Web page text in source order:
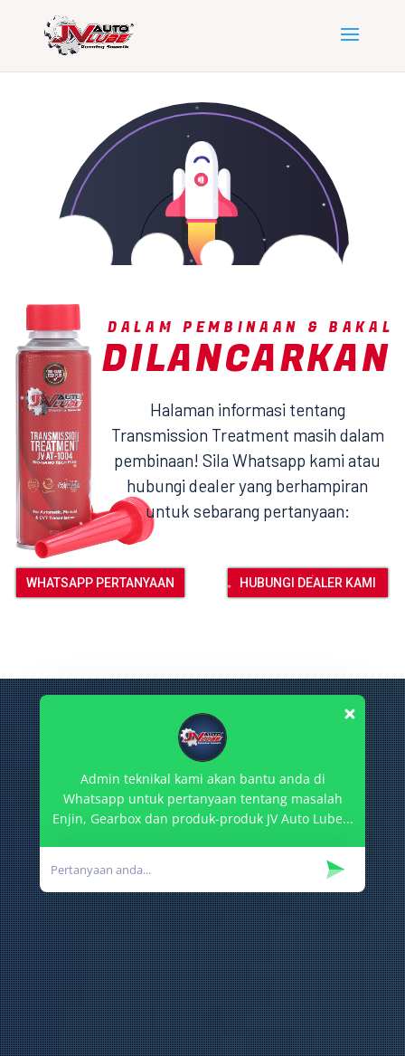
Halaman informasi tentang
Transmission Treatment masih dalam
pembinaan! Sila Whatsapp kami atau
hubungi dealer yang berhampiran
untuk sebarang pertanyaan:
WHATSAPP PERTANYAAN HUBUNGI DEALER KAMI
DILANCARKAN
DALAM PEMBINAAN & BAKAL
Admin teknikal kami akan bantu anda di
Whatsapp untuk pertanyaan tentang masalah
Enjin, Gearbox dan produk-produk JV Auto Lube...